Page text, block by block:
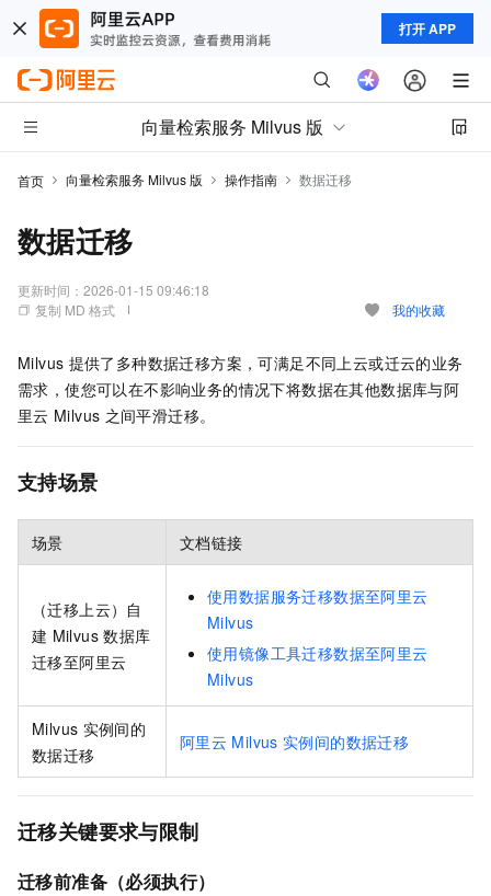
打开 APP
向量检索服务 Milvus 版
首页 向量检索服务 Milvus 版 操作指南 数据迁移
数据迁移
更新时间： 2026-01-15 09:46:18
复制 MD 格式
我的收藏
Milvus 提供了多种数据迁移方案，可满足不同上云或迁云的业务
需求，使您可以在不影响业务的情况下将数据在其他数据库与阿
里云 Milvus 之间平滑迁移。
支持场景
场景 文档链接
（迁移上云）自
建 Milvus 数据库
迁移至阿里云
使用数据服务迁移数据至阿里云
Milvus
使用镜像工具迁移数据至阿里云
Milvus
Milvus 实例间的
数据迁移
阿里云 Milvus 实例间的数据迁移
迁移关键要求与限制
迁移前准备（必须执行）